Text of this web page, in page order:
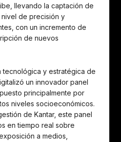
llevando la captación de
de precisión y
con un incremento de
de nuevos
tecnológica y estratégica de
un innovador panel
principalmente por
niveles socioeconómicos.
de Kantar, este panel
en tiempo real sobre
a medios,